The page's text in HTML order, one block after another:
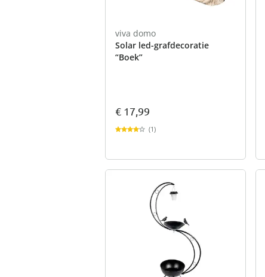
viva domo
Solar led-grafdecoratie
“Boek”
€ 17,99
(1)